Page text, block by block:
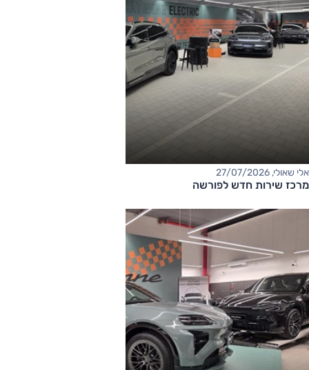
אלי שאולי, 27/07/2026
מרכז שירות חדש לפורשה